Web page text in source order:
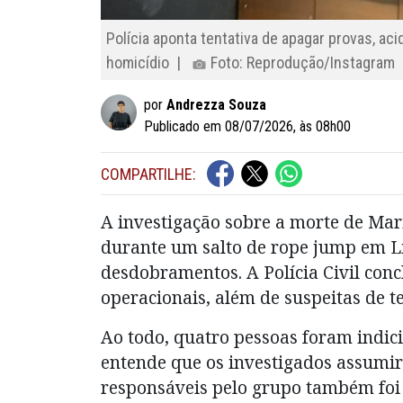
Polícia aponta tentativa de apagar provas,
homicídio |
Foto: Reprodução/Instagram
por Andrezza Souza
Publicado em 08/07/2026, às 08h00
COMPARTILHE:
A investigação sobre a morte de
durante um salto de rope jump em
desdobramentos. A Polícia Civil
operacionais, além de suspeitas de
Ao todo, quatro pessoas foram
entende que os investigados
responsáveis pelo grupo também